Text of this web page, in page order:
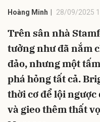
Hoàng Minh 28/09/2025
Trên sân nhà
tưởng như đã nắm
đảo, nhưng một
phá hỏng tất cả.
thời cơ để lội
và gieo thêm thất